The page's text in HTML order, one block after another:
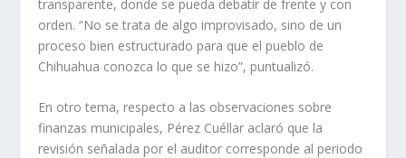
transparente, donde se pueda debatir de frente y con
orden. “No se trata de algo improvisado, sino de un
proceso bien estructurado para que el pueblo de
Chihuahua conozca lo que se hizo”, puntualizó.
En otro tema, respecto a las observaciones sobre
finanzas municipales, Pérez Cuéllar aclaró que la
revisión señalada por el auditor corresponde al periodo